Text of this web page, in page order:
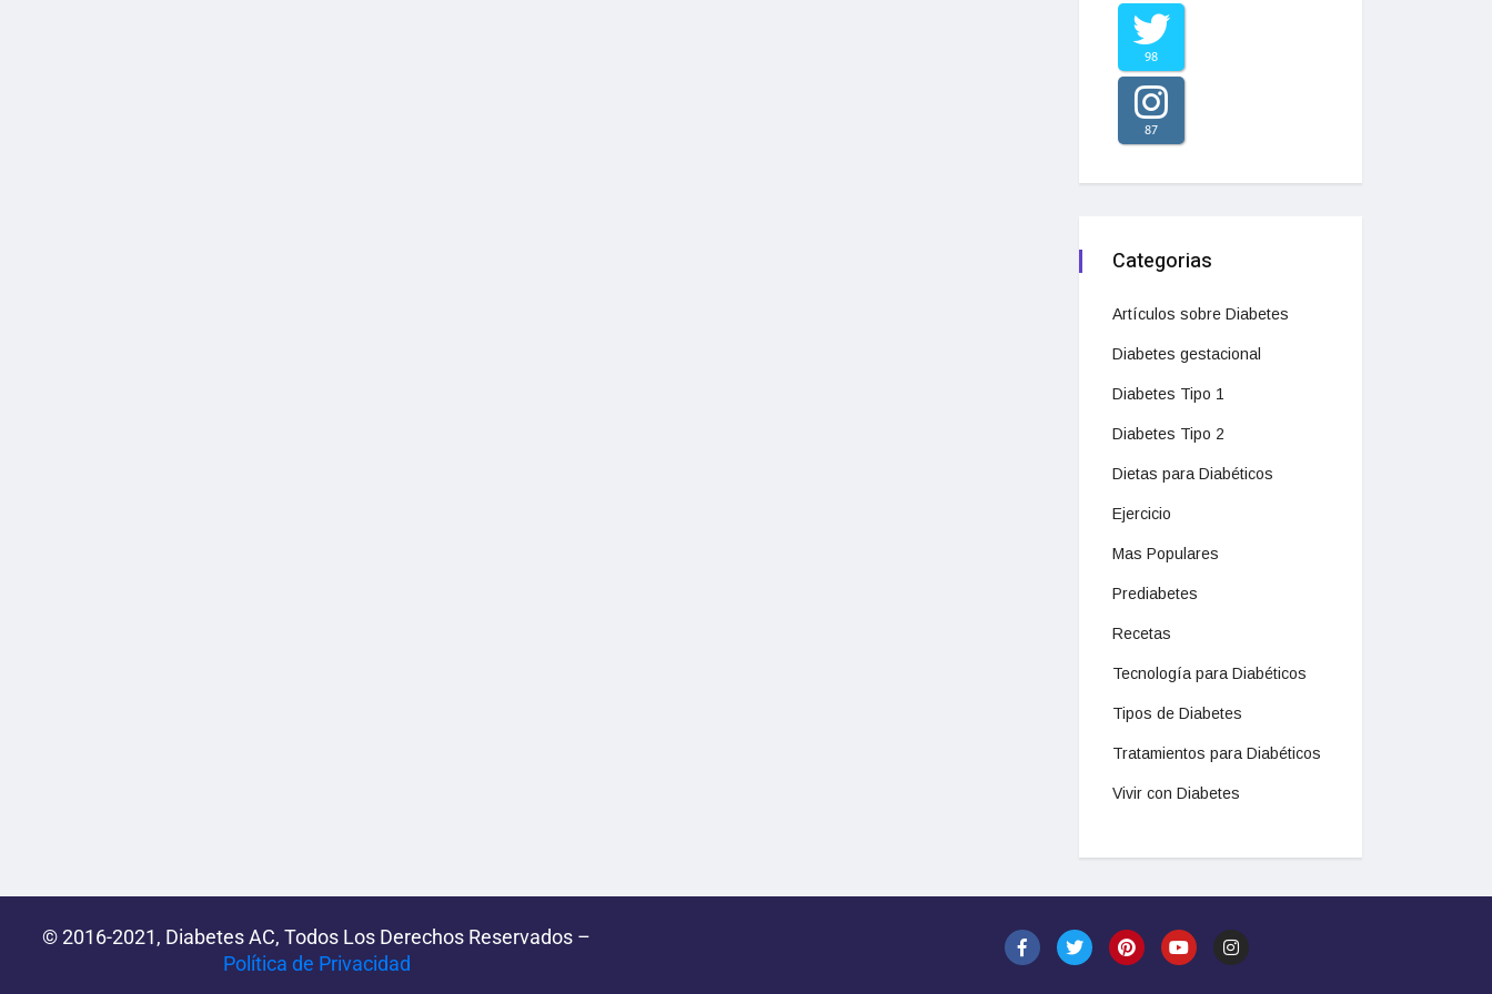
98
87
Categorias
Artículos sobre Diabetes
Diabetes gestacional
Diabetes Tipo 1
Diabetes Tipo 2
Dietas para Diabéticos
Ejercicio
Mas Populares
Prediabetes
Recetas
Tecnología para Diabéticos
Tipos de Diabetes
Tratamientos para Diabéticos
Vivir con Diabetes
© 2016-2021, Diabetes AC, Todos Los Derechos Reservados –
Política de Privacidad‌­